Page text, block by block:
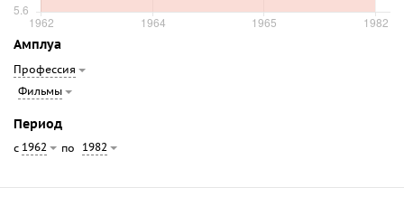
Амплуа
Профессия
Фильмы
Период
с 1962 по 1982